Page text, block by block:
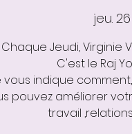
jeu.
Chaque Jeudi, Virginie
C'est le Raj
vous indique
pouvez améliorer
travail